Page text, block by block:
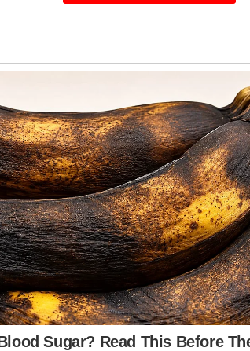
berkata, kenyataan lanjut
itu akan dikeluarkan oleh
Manusia (KESUMA). - Bernama